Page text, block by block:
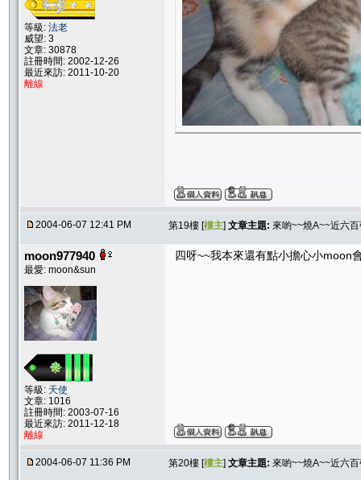
等級: 法老
威望: 3
文章: 30878
註冊時間: 2002-12-26
最近來訪: 2011-10-20
離線
2004-06-07 12:41 PM 第19樓 [樓主] 文章主題: 來喲~~燒A~~近六
moon977940
最愛: moon&sun
等級: 天使
文章: 1016
註冊時間: 2003-07-16
最近來訪: 2011-12-18
離線
四呀~~我本來還有點小擔心小moon
2004-06-07 11:36 PM 第20樓 [樓主] 文章主題: 來喲~~燒A~~近六